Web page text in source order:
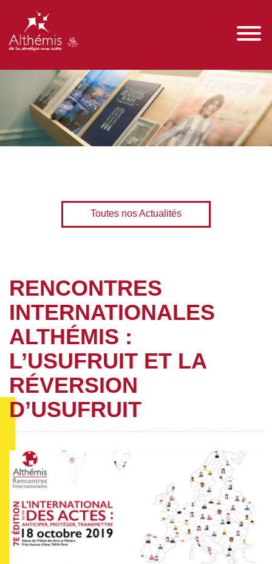
Toutes nos Actualités
RENCONTRES
INTERNATIONALES
ALTHÉMIS :
L’USUFRUIT ET LA
RÉVERSION
D’USUFRUIT